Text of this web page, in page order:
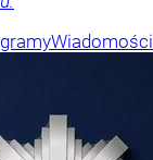
Wiadomości